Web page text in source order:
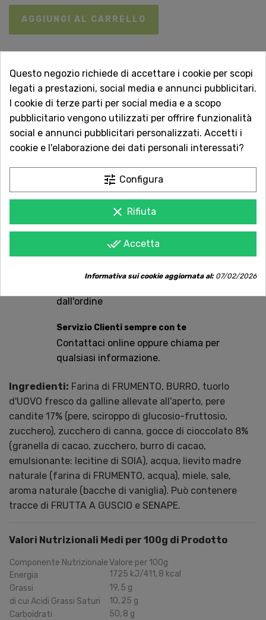
AGGIUNGI AL CARRELLO
Vuoi essere avvisato quando torna disponibile?
Inserisci la tua email.
AVVISAMI QUANDO DISPONIBILE
Acquista in totale sicurezza
Dal 1957 a Catania. Clicca e leggi le oltre
1.000 recensioni dei nostri clienti.
Spedizioni rapide
dall'ordine
Servizio Clienti sempre con te
Contattaci online oppure chiama per
qualsiasi informazione.
Ingredienti: Farina di FRUMENTO, BURRO, tuorlo
d'UOVO fresco da galline allevate all'aperto, pere
candite 17% (pere, sciroppo di glucosio-fruttosio,
zucchero), zucchero di canna, gocce di cioccolato 8%
(granella di cacao, zucchero, burro di cacao,
emulsionante: lecitine di SOIA), acqua, lievito madre
naturale (farina di FRUMENTO, acqua), miele, sale,
aroma naturale (bacche di vaniglia). Può contenere
tracce di FRUTTA A GUSCIO e SENAPE.
Valori Nutrizionali Medi per 100g di Prodotto
Componente NutrizionaleValore per 100g
Energia
1725 kJ/411,8 kcal
Grassi
19,5 g
di cui Acidi Grassi Saturi
10,25 g
Carboidrati
50,8 g
Questo negozio richiede di accettare i cookie per scopi
legati a prestazioni, social media e annunci pubblicitari.
I cookie di terze parti per social media e a scopo
pubblicitario vengono utilizzati per offrire funzionalità
social e annunci pubblicitari personalizzati. Accetti i
cookie e l'elaborazione dei dati personali interessati?
tune Configura
clear Rifiuta
done_all Accetta
Informativa sui cookie aggiornata al:07/02/2026